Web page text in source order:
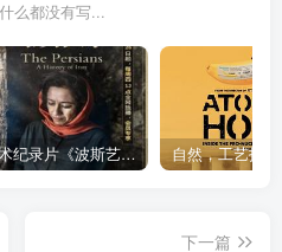
么都没有写...
艺术纪录片《波斯艺术 Art of Persia》下载
下一篇